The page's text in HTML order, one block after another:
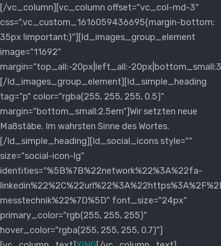
[/vc_column][vc_column offset="vc_col-md-3"
css=".vc_custom_1616059436695{margin-bottom:
35px !important;}"][ld_images_group_element
image="11692"
margin="top_all:-20px|left_all:-
[/ld_images_group_element][ld_simple_heading
tag="p" color="rgba(255, 255, 255, 0.5)"
margin="bottom_small:2.5em"]Wir setzten neue
Maßstäbe. Im wahrsten Sinne des Wortes.
[/ld_simple_heading][ld_social_icons style=""
size="social-icon-lg"
identities="%5B%7B%22network%22%3A%22fa-
messtechnik%22%7D%5D" font_size="24px"
primary_color="rgb(255, 255, 255)"
hover_color="rgba(255, 255, 255, 0.7)"]